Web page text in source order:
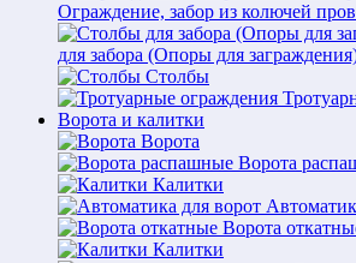
Ограждение, забор из колючей
для забора (Опоры для
Столбы
Ворота и калитки
Ворота
Ворота
Калитки
Ворота
Калитки